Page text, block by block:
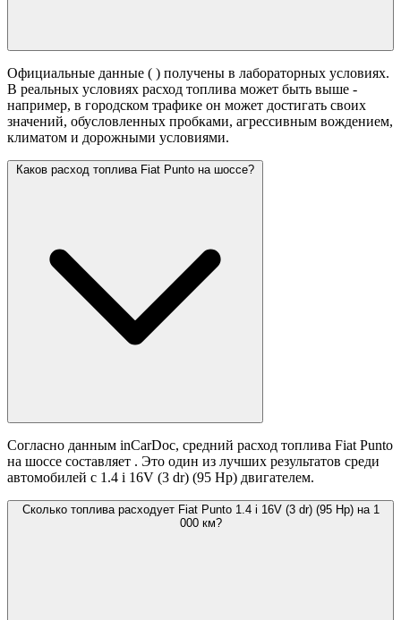
Официальные данные ( ) получены в лабораторных условиях.
В реальных условиях расход топлива может быть выше -
например, в городском трафике он может достигать своих
значений, обусловленных пробками, агрессивным вождением,
климатом и дорожными условиями.
Каков расход топлива Fiat Punto на шоссе?
Согласно данным inCarDoc, средний расход топлива Fiat Punto
на шоссе составляет . Это один из лучших результатов среди
автомобилей с 1.4 i 16V (3 dr) (95 Hp) двигателем.
Сколько топлива расходует Fiat Punto 1.4 i 16V (3 dr) (95 Hp) на 1
000 км?